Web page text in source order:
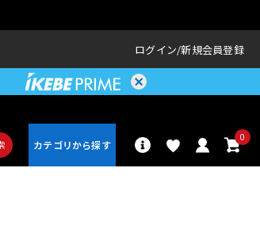
ログイン 新規会員登録
0